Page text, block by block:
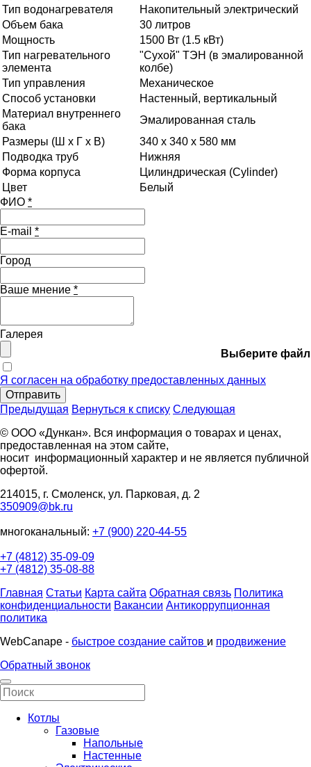
Тип водонагревателя
Накопительный электрический
Объем бака
30 литров
Мощность
1500 Вт (1.5 кВт)
Тип нагревательного
элемента
"Сухой" ТЭН (в эмалированной
колбе)
Тип управления
Механическое
Способ установки
Настенный, вертикальный
Материал внутреннего
бака
Эмалированная сталь
Размеры (Ш х Г х В)
340 x 340 x 580 мм
Подводка труб
Нижняя
Форма корпуса
Цилиндрическая (Cylinder)
Цвет
Белый
ФИО *
E-mail *
Город
Ваше мнение *
Галерея
Выберите файл
Я согласен на обработку предоставленных данных
Отправить
Предыдущая Вернуться к списку Следующая
© ООО «Дункан». Вся информация о товарах и ценах,
предоставленная на этом сайте,
носит информационный характер и не является публичной
офертой.
214015, г. Смоленск, ул. Парковая, д. 2
350909@bk.ru
многоканальный: +7 (900) 220-44-55
+7 (4812) 35-09-09
+7 (4812) 35-08-88
Главная Статьи Карта сайта Обратная связь Политика
конфиденциальности Вакансии Антикоррупционная
политика
WebCanape - быстрое создание сайтов и продвижение
Обратный звонок
Котлы
Газовые
Напольные
Настенные